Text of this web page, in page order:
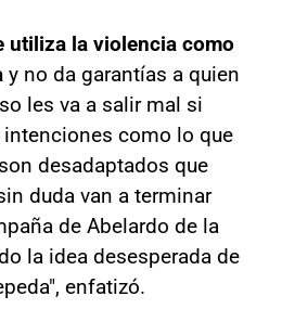
utiliza la violencia como
y no da garantías a quien
les va a salir mal si
como lo que
desadaptados que
duda van a terminar
de Abelardo de la
la idea desesperada de
enfatizó.